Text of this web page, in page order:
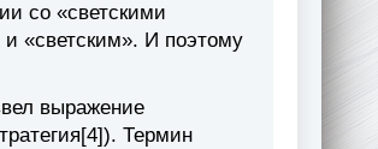
со «светскими
«светским». И поэтому
выражение
Термин